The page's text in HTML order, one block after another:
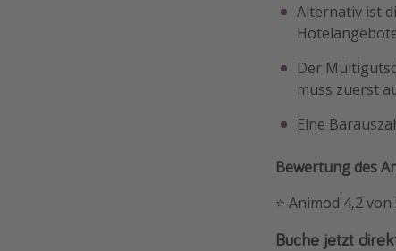
Alternativ ist
Der
muss zuerst
Eine
Bewertung des
⭐️ Animod 4,2
Buche jetzt